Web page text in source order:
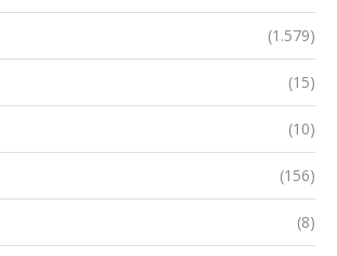
(1.579)
(15)
(10)
(156)
(8)